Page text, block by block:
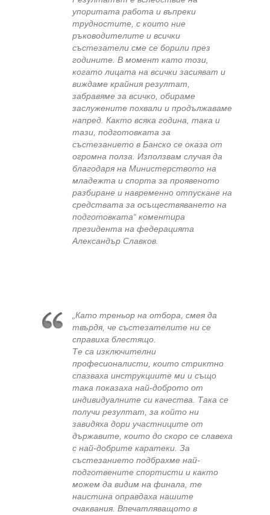
упоритата работа и въпреки
трудностите, с които ние
ръководителите и всички
състезатели сме се борили през
годините. В момент като този,
когато лицата на всички засияват и
виждаме крайния резултат,
забравяме за всичко, обираме
заслужените похвали и продължаваме
напред. Както всяка година, така и
тази, подготовката за
състезанието в Банско се оказа от
огромна полза. Използвам случая да
благодаря на Министерството на
младежта и спорта за проявеното
разбиране и навременно отпускане на
средствата за осъществяването на
подготовката“ коментира
президента на федерацията
Александър Славков.
„Като треньор на отбора, смея да
твърдя, че състезателите ни се
справиха блестящо.
Те са изключителни
професионалисти, които стриктно
спазваха инструкциите ми и също
така показаха най-доброто от
индивидуалните си качества. Така се
получи резултат, за който ни
завидяха дори участниците от
държавите, които до скоро се славеха
с най-добрите каратеки. За
състезанието подбрахме най-
подготвените спортисти и както
можем да видим на финала, те
наистина оправдаха нашите
очаквания. Впечатляващото в